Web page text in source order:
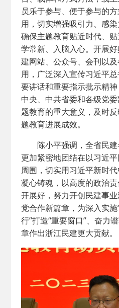
员乐于参与、便于参与的
用，切实增强吸引力、感
确保主题教育贴近时代、
学常新、入脑入心。开展
建网站、公众号、会刊以
用，广泛深入宣传习近平
要讲话和重要指示批示精
中央、中共省委和各级党
题教育的重大意义，及时
题教育进展成效。
陈小平强调，全省民建
更加紧密地团结在以习近
周围，切实用习近平新时
凝心铸魂，以高度的政治
开展好，努力开创民建事
党合作新篇章，为深入实
行”打造“重要窗口”、奋力
章作出浙江民建更大贡献。